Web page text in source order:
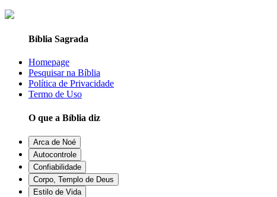
Bíblia Sagrada
Homepage
Pesquisar na Bíblia
Política de Privacidade
Termo de Uso
O que a Bíblia diz
Arca de Noé
Autocontrole
Confiabilidade
Corpo, Templo de Deus
Estilo de Vida